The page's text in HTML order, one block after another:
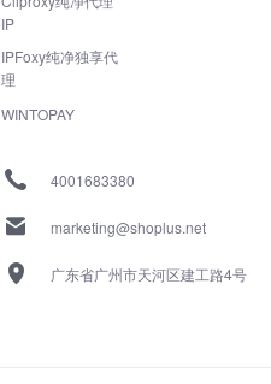
IP
IPFoxy纯净独享代
理
WINTOPAY
4001683380
marketing@shoplus.net
广东省广州市天河区建工路4号